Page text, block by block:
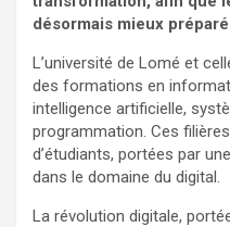
désormais mieux
L’université de Lomé et
des formations en
intelligence artificielle,
programmation. Ces
d’étudiants, portées par
dans le domaine du digital.
La révolution digitale,